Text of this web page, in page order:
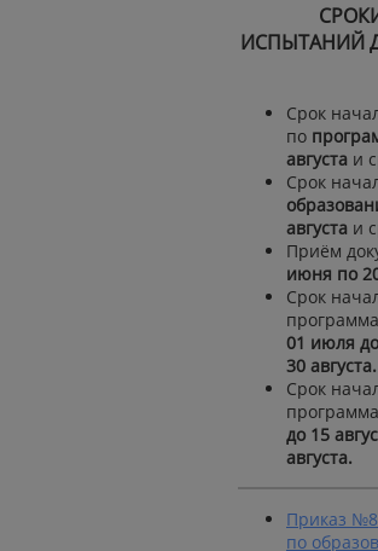
ИСПЫТАНИЙ
Срок
по
августа и
Срок
августа и
Приём
июня по
Срок
01 июля
30 августа.
Срок
до 15
августа.
Приказ
по